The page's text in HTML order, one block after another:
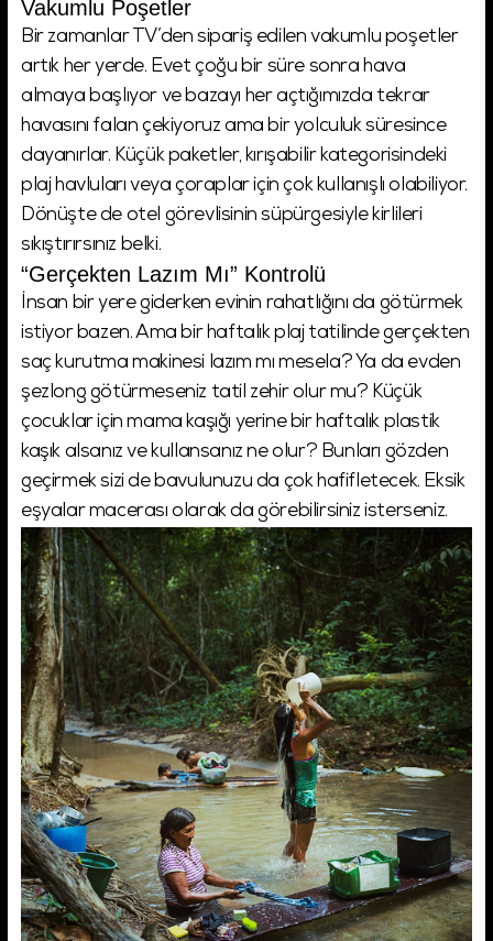
Vakumlu Poşetler
Bir zamanlar TV’den sipariş edilen vakumlu poşetler
artık her yerde. Evet çoğu bir süre sonra hava
almaya başlıyor ve bazayı her açtığımızda tekrar
havasını falan çekiyoruz ama bir yolculuk süresince
dayanırlar. Küçük paketler, kırışabilir kategorisindeki
plaj havluları veya çoraplar için çok kullanışlı olabiliyor.
Dönüşte de otel görevlisinin süpürgesiyle kirlileri
sıkıştırırsınız belki.
“Gerçekten Lazım Mı” Kontrolü
İnsan bir yere giderken evinin rahatlığını da götürmek
istiyor bazen. Ama bir haftalık plaj tatilinde gerçekten
saç kurutma makinesi lazım mı mesela? Ya da evden
şezlong götürmeseniz tatil zehir olur mu? Küçük
çocuklar için mama kaşığı yerine bir haftalık plastik
kaşık alsanız ve kullansanız ne olur? Bunları gözden
geçirmek sizi de bavulunuzu da çok hafifletecek. Eksik
eşyalar macerası olarak da görebilirsiniz isterseniz.